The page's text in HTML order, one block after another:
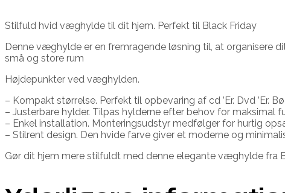
Stilfuld hvid væghylde til dit hjem. Perfekt til Black Friday
Denne væghylde er en fremragende løsning til, at organisere
små og store rum
Højdepunkter ved væghylden.
– Kompakt størrelse. Perfekt til opbevaring af cd ’Er. Dvd ’Er.
– Justerbare hylder. Tilpas hylderne efter behov for maksimal
– Enkel installation. Monteringsudstyr medfølger for hurtig
– Stilrent design. Den hvide farve giver et moderne og
Gør dit hjem mere stilfuldt med denne elegante væghylde fra